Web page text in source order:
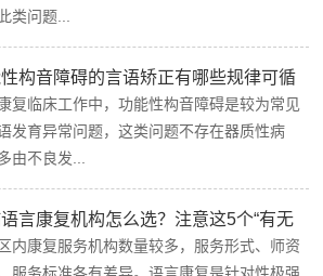
类问题...
构音障碍的言语矫正有哪些规律可循
复临床工作中，功能性构音障碍是较为常见
发育异常问题，这类问题不存在器质性病
由不良发...
言康复机构怎么选？注意这5个“有无
内康复服务机构数量较多，服务形式、师资
服务标准各有差异。语言康复是针对性极强